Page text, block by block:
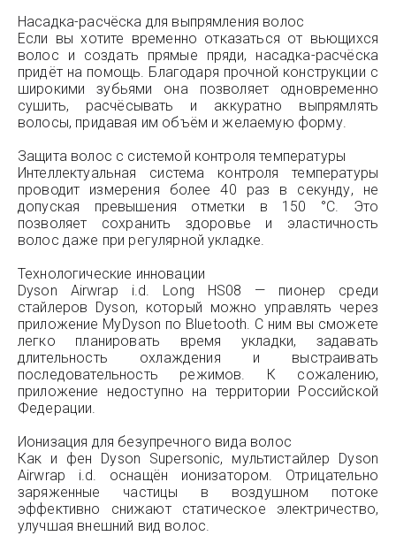
Насадка-расчёска для выпрямления волос
Если вы хотите временно отказаться от вьющихся
волос и создать прямые пряди, насадка-расчёска
придёт на помощь. Благодаря прочной конструкции с
широкими зубьями она позволяет одновременно
сушить, расчёсывать и аккуратно выпрямлять
волосы, придавая им объём и желаемую форму.
Защита волос с системой контроля температуры
Интеллектуальная система контроля температуры
проводит измерения более 40 раз в секунду, не
допуская превышения отметки в 150 °C. Это
позволяет сохранить здоровье и эластичность
волос даже при регулярной укладке.
Технологические инновации
Dyson Airwrap i.d. Long HS08 — пионер среди
стайлеров Dyson, который можно управлять через
приложение MyDyson по Bluetooth. С ним вы сможете
легко планировать время укладки, задавать
длительность охлаждения и выстраивать
последовательность режимов. К сожалению,
приложение недоступно на территории Российской
Федерации.
Ионизация для безупречного вида волос
Как и фен Dyson Supersonic, мультистайлер Dyson
Airwrap i.d. оснащён ионизатором. Отрицательно
заряженные частицы в воздушном потоке
эффективно снижают статическое электричество,
улучшая внешний вид волос.